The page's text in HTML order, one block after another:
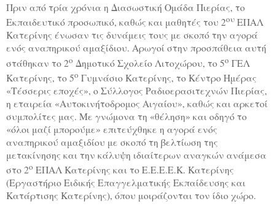
Πριν από τρία χρόνια η Διασωστική Ομάδα Πιερίας, το
Εκπαιδευτικό προσωπικό, καθώς και μαθητές του 2ου ΕΠΑΛ
Κατερίνης ένωσαν τις δυνάμεις τους με σκοπό την αγορά
ενός αναπηρικού αμαξίδιου. Αρωγοί στην προσπάθεια αυτή
στάθηκαν το 2ο Δημοτικό Σχολείο Λιτοχώρου, το 5ο ΓΕΛ
Κατερίνης, το 5ο Γυμνάσιο Κατερίνης, το Κέντρο Ημέρας
«Τέσσερις εποχές», ο Σύλλογος Ραδιοερασιτεχνών Πιερίας,
η εταιρεία «Αυτοκινήτοδρομος Αιγαίου», καθώς και αρκετοί
συμπολίτες μας. Με γνώμονα τη «θέληση» και οδηγό το
«όλοι μαζί μπορούμε» επιτεύχθηκε η αγορά ενός
αναπηρικού αμαξιδίου με σκοπό τη βελτίωση της
μετακίνησης και την κάλυψη ιδιαίτερων αναγκών ανάμεσα
στο 2ο ΕΠΑΛ Κατερίνης και το Ε.Ε.Ε.Ε.Κ. Κατερίνης
(Εργαστήριο Ειδικής Επαγγελματικής Εκπαίδευσης και
Κατάρτισης Κατερίνης), όπου μοιράζονται τον ίδιο χώρο.